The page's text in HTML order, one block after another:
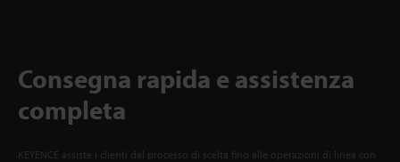
Consegna rapida e assistenza
completa
KEYENCE assiste i clienti dal processo di scelta fino alle operazioni di linea con